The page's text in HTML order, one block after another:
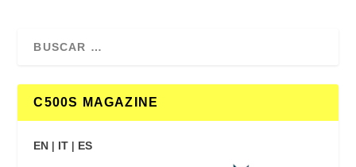
C500S MAGAZINE
EN | IT | ES